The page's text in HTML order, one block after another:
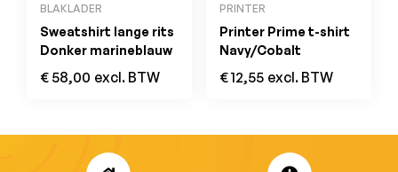
BLAKLADER
Sweatshirt lange rits
Donker marineblauw
€ 58,00 excl. BTW
PRINTER
Printer Prime t-shirt
Navy/Cobalt
€12,55 excl. BTW